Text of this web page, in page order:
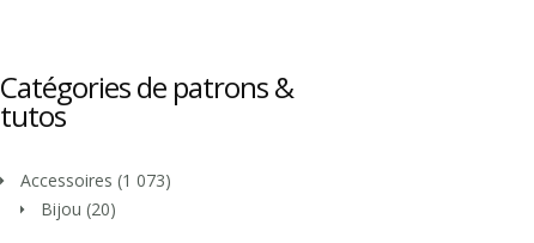
Catégories de patrons &
tutos
Accessoires (1 073)
Bijou (20)